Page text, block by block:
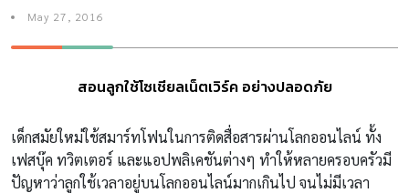
May 27, 2016
สอนลูกใช้โซเชียลเน็ตเวิร์ค อย่างปลอดภัย
เด็กสมัยใหม่ใช้สมาร์ทโฟนในการติดสื่อสารผ่านโลกออนไลน์ ทั้ง
เฟสบุ๊ค ทวิตเตอร์ และแอปพลิเคชันต่างๆ ทำให้หลายครอบครัวมี
ปัญหาว่าลูกใช้เวลาอยู่บนโลกออนไลน์มากเกินไป จนไม่มีเวลา